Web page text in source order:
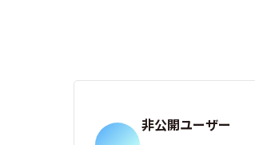
非公開ユーザー